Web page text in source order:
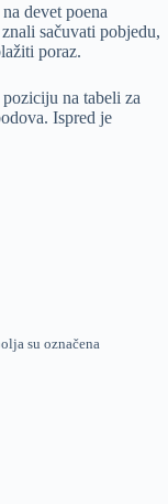
devet poena
sačuvati pobjedu,
poraz.
na tabeli za
Ispred je
su označena